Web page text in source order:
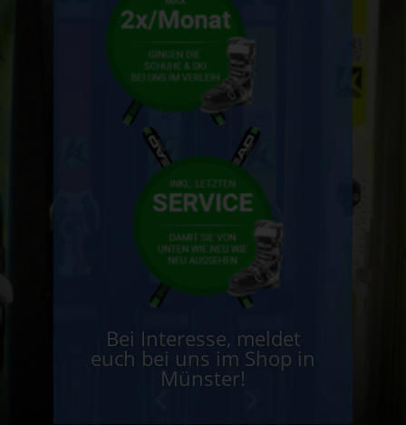
Bei Interesse, meldet
euch bei uns im Shop in
Münster!